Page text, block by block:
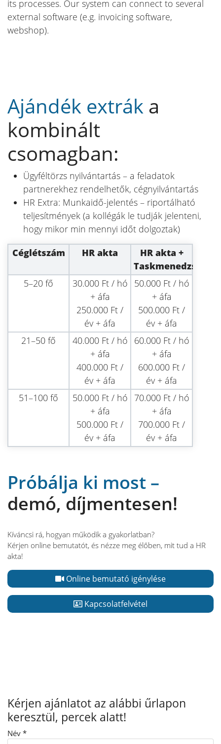
its processes. Our system can connect to several
external software (e.g. invoicing software,
webshop).
Ajándék extrák a
kombinált
csomagban:
Ügyféltörzs nyilvántartás – a feladatok
partnerekhez rendelhetők, cégnyilvántartás
HR Extra: Munkaidő-jelentés – riportálható
teljesítmények (a kollégák le tudják jelenteni,
hogy mikor min mennyi időt dolgoztak)
Céglétszám
HR akta
HR akta +
Taskmenedzser
5–20 fő
30.000 Ft / hó
+ áfa
250.000 Ft /
év + áfa
50.000 Ft / hó
+ áfa
500.000 Ft /
év + áfa
21–50 fő
40.000 Ft / hó
+ áfa
400.000 Ft /
év + áfa
60.000 Ft / hó
+ áfa
600.000 Ft /
év + áfa
51–100 fő
50.000 Ft / hó
+ áfa
500.000 Ft /
év + áfa
70.000 Ft / hó
+ áfa
700.000 Ft /
év + áfa
Próbálja ki most –
demó, díjmentesen!
Kíváncsi rá, hogyan működik a gyakorlatban?
Kérjen online bemutatót, és nézze meg élőben, mit tud a HR
akta!
Online bemutató igénylése
Kapcsolatfelvétel
Kérjen ajánlatot az alábbi űrlapon
keresztül, percek alatt!
Név *